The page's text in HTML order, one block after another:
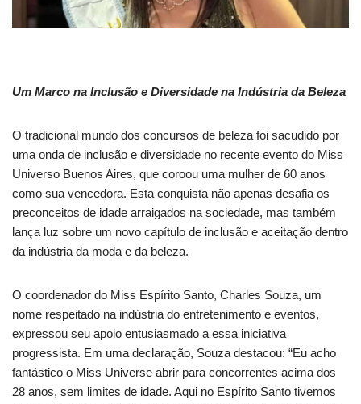
Um Marco na Inclusão e Diversidade na Indústria da Beleza
O tradicional mundo dos concursos de beleza foi sacudido por
uma onda de inclusão e diversidade no recente evento do Miss
Universo Buenos Aires, que coroou uma mulher de 60 anos
como sua vencedora. Esta conquista não apenas desafia os
preconceitos de idade arraigados na sociedade, mas também
lança luz sobre um novo capítulo de inclusão e aceitação dentro
da indústria da moda e da beleza.
O coordenador do Miss Espírito Santo, Charles Souza, um
nome respeitado na indústria do entretenimento e eventos,
expressou seu apoio entusiasmado a essa iniciativa
progressista. Em uma declaração, Souza destacou: “Eu acho
fantástico o Miss Universe abrir para concorrentes acima dos
28 anos, sem limites de idade. Aqui no Espírito Santo tivemos